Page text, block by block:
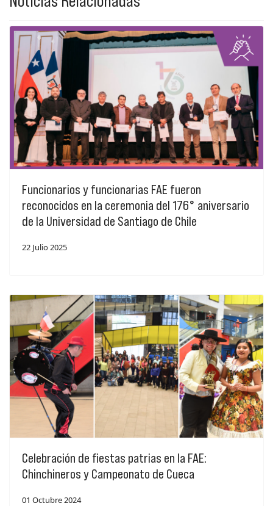
Funcionarios y funcionarias FAE fueron
reconocidos en la ceremonia del 176° aniversario
de la Universidad de Santiago de Chile
22 Julio 2025
Celebración de fiestas patrias en la FAE:
Chinchineros y Campeonato de Cueca
01 Octubre 2024